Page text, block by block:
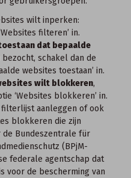
wilt inperken:
filteren’ in.
dat bepaalde
schakel dan de
websites toestaan’ in.
wilt blokkeren,
‘Websites blokkeren’ in.
filterlijst aanleggen of ook
blokkeren die zijn
de Bundeszentrale für
(BPjM-
federale agentschap dat
voor de bescherming van